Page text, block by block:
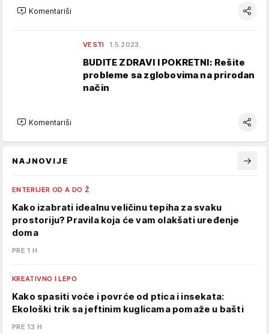
Komentariši
VESTI 1.5.2023.
BUDITE ZDRAVI I POKRETNI: Rešite
probleme sa zglobovima na prirodan
način
Komentariši
NAJNOVIJE
ENTERIJER OD A DO Ž
Kako izabrati idealnu veličinu tepiha za svaku
prostoriju? Pravila koja će vam olakšati uređenje
doma
PRE 1 H
KREATIVNO I LEPO
Kako spasiti voće i povrće od ptica i insekata:
Ekološki trik sa jeftinim kuglicama pomaže u bašti
PRE 13 H